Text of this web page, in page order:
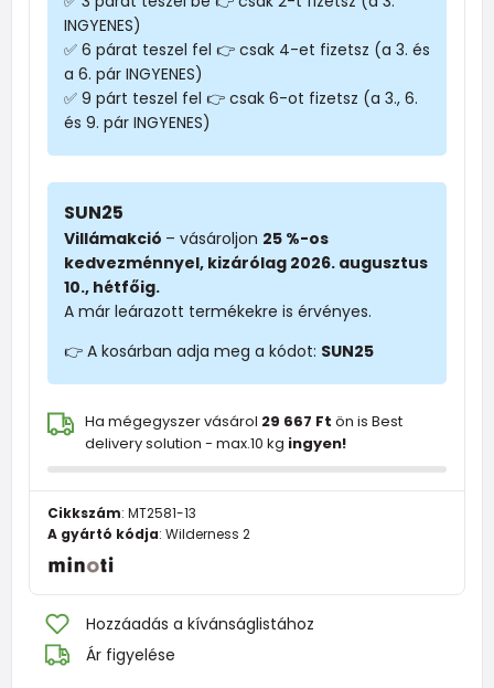
INGYENES)
✅ 6 párat teszel fel 👉 csak 4-et fizetsz (a 3. és
a 6. pár INGYENES)
✅ 9 párt teszel fel 👉 csak 6-ot fizetsz (a 3., 6.
és 9. pár INGYENES)
SUN25
Villámakció – vásároljon 25 %-os
kedvezménnyel, kizárólag 2026. augusztus
10., hétfőig.
A már leárazott termékekre is érvényes.
👉 A kosárban adja meg a kódot: SUN25
Ha mégegyszer vásárol 29 667 Ft ön is Best
delivery solution - max.10 kg ingyen!
Cikkszám: MT2581-13
A gyártó kódja: Wilderness 2
Hozzáadás a kívánságlistához
Ár figyelése